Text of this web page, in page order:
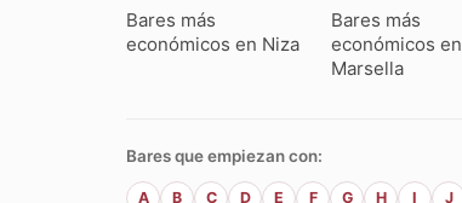
Bares más
económicos en Niza
Bares más
económicos en
Marsella
Bares que empiezan con:
A B C D E F G H I J